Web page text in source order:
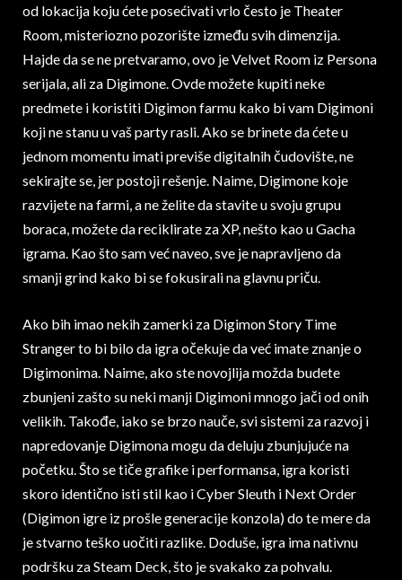
od lokacija koju ćete posećivati vrlo često je Theater
Room, misteriozno pozorište između svih dimenzija.
Hajde da se ne pretvaramo, ovo je Velvet Room iz Persona
serijala, ali za Digimone. Ovde možete kupiti neke
predmete i koristiti Digimon farmu kako bi vam Digimoni
koji ne stanu u vaš party rasli. Ako se brinete da ćete u
jednom momentu imati previše digitalnih čudovište, ne
sekirajte se, jer postoji rešenje. Naime, Digimone koje
razvijete na farmi, a ne želite da stavite u svoju grupu
boraca, možete da reciklirate za XP, nešto kao u Gacha
igrama. Kao što sam već naveo, sve je napravljeno da
smanji grind kako bi se fokusirali na glavnu priču.
Ako bih imao nekih zamerki za Digimon Story Time
Stranger to bi bilo da igra očekuje da već imate znanje o
Digimonima. Naime, ako ste novojlija možda budete
zbunjeni zašto su neki manji Digimoni mnogo jači od onih
velikih. Takođe, iako se brzo nauče, svi sistemi za razvoj i
napredovanje Digimona mogu da deluju zbunjujuće na
početku. Što se tiče grafike i performansa, igra koristi
skoro identično isti stil kao i Cyber Sleuth i Next Order
(Digimon igre iz prošle generacije konzola) do te mere da
je stvarno teško uočiti razlike. Doduše, igra ima nativnu
podršku za Steam Deck, što je svakako za pohvalu.